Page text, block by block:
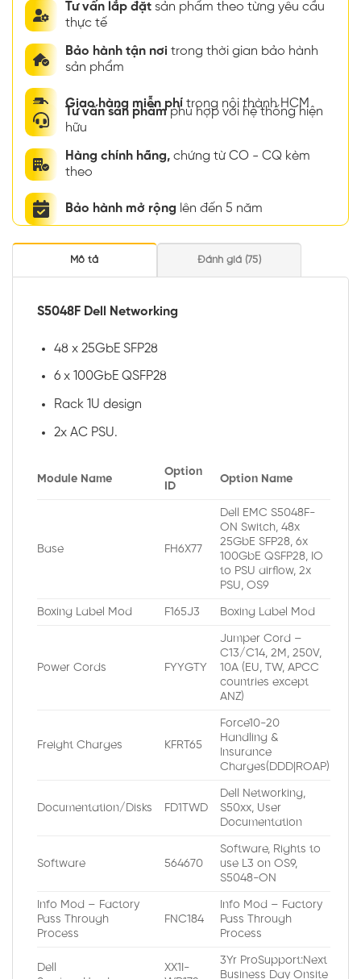
Tư vấn lắp đặt sản phẩm theo từng yêu cầu
thực tế
Bảo hành tận nơi trong thời gian bảo hành
sản phẩm
Giao hàng miễn phí trong nội thành HCM
Tư vấn sản phẩmphù hợp với hệ thống hiện
hữu
Hàng chính hãng, chứng từ CO - CQ kèm
theo
Bảo hành mở rộng lên đến 5 năm
Mô tả Đánh giá (75)
S5048F Dell Networking
48 x 25GbE SFP28
6 x 100GbE QSFP28
Rack 1U design
2x AC PSU.
Module Name
Option
ID
Option Name
Base FH6X77
Dell EMC S5048F-
ON Switch, 48x
25GbE SFP28, 6x
100GbE QSFP28, IO
to PSU airflow, 2x
PSU, OS9
Boxing Label Mod F165J3 Boxing Label Mod
Power Cords FYYGTY
Jumper Cord –
C13/C14, 2M, 250V,
10A (EU, TW, APCC
countries except
ANZ)
Freight Charges KFRT65
Force10-20
Handling &
Insurance
Charges(DDD|ROAP)
Documentation/Disks FD1TWD
Dell Networking,
S50xx, User
Documentation
Software 564670
Software, Rights to
use L3 on OS9,
S5048-ON
Info Mod – Factory
Pass Through
Process
FNC184
Info Mod – Factory
Pass Through
Process
Dell
XX1I-
3Yr ProSupport:Next
Business Day Onsite